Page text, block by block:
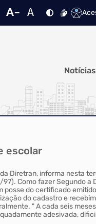
Notícias
escolar
Diretran, informa nesta
Como fazer Segundo a
do certificado
do cadastro e
" A cada seis
adesivada,